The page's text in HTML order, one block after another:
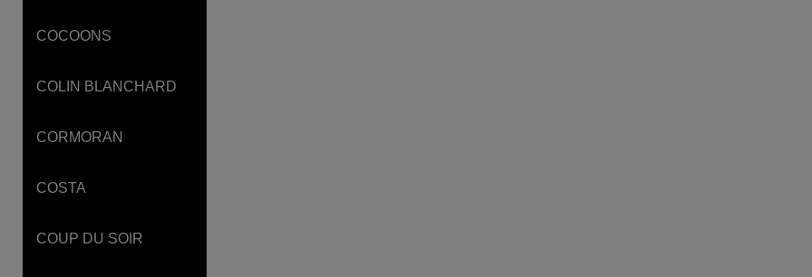
COCOONS
COLIN BLANCHARD
CORMORAN
COSTA
COUP DU SOIR